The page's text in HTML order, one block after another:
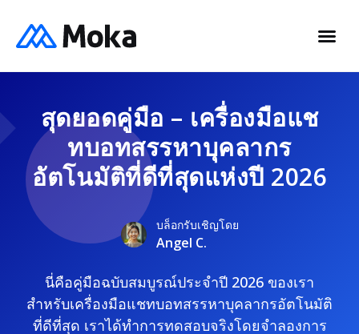
สุดยอดคู่มือ – เครื่องมือแช
ทบอทสรรหาบุคลากร
อัตโนมัติที่ดีที่สุดแห่งปี 2026
บล็อกรับเชิญโดย
Angel C.
นี่คือคู่มือฉบับสมบูรณ์ประจำปี 2026 ของเรา
สำหรับเครื่องมือแชทบอทสรรหาบุคลากรอัตโนมัติ
ที่ดีที่สุด เราได้ทำการทดสอบจริงโดยจำลองการ